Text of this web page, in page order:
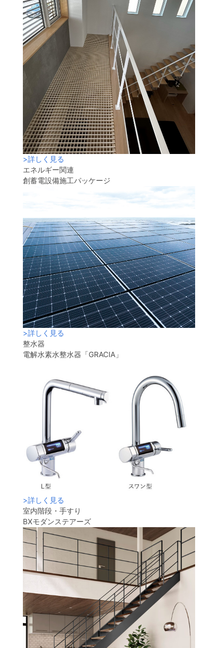
>詳しく見る
エネルギー関連
創蓄電設備施工パッケージ
>詳しく見る
整水器
電解水素水整水器「GRACIA」
>詳しく見る
室内階段・手すり
BXモダンステアーズ